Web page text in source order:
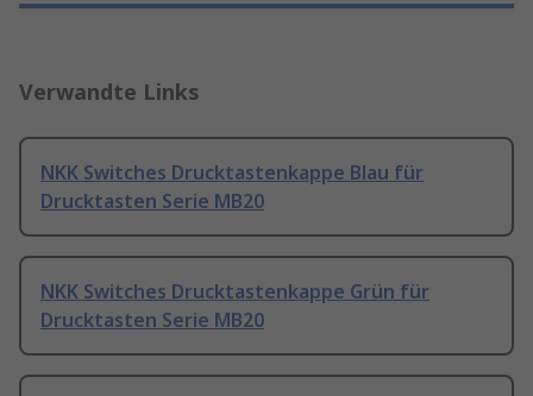
Verwandte Links
NKK Switches Drucktastenkappe Blau für
Drucktasten Serie MB20
NKK Switches Drucktastenkappe Grün für
Drucktasten Serie MB20